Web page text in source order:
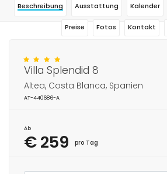
Beschreibung Ausstattung Kalender
Preise Fotos Kontakt
Villa Splendid 8
Altea, Costa Blanca, Spanien
AT-440686-A
Ab
€ 259 pro Tag